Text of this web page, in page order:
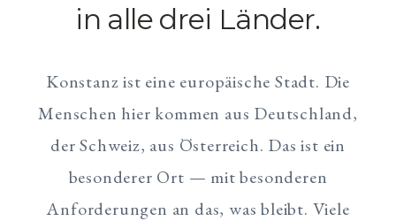
in alle drei Länder.
Konstanz ist eine europäische Stadt. Die
Menschen hier kommen aus Deutschland,
der Schweiz, aus Österreich. Das ist ein
besonderer Ort — mit besonderen
Anforderungen an das, was bleibt. Viele